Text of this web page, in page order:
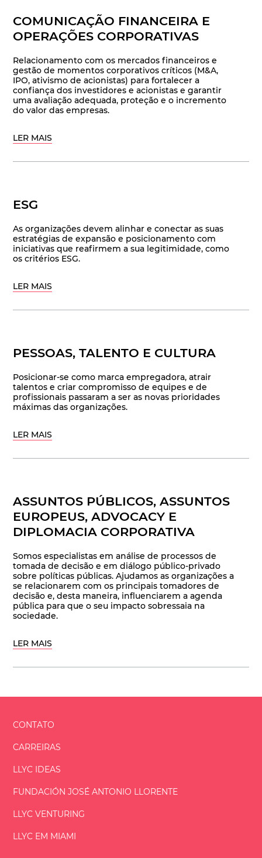
COMUNICAÇÃO FINANCEIRA E
OPERAÇÕES CORPORATIVAS
Relacionamento com os mercados financeiros e
gestão de momentos corporativos críticos (M&A,
IPO, ativismo de acionistas) para fortalecer a
confiança dos investidores e acionistas e garantir
uma avaliação adequada, proteção e o incremento
do valor das empresas.
LER MAIS
ESG
As organizações devem alinhar e conectar as suas
estratégias de expansão e posicionamento com
iniciativas que reafirmem a sua legitimidade, como
os critérios ESG.
LER MAIS
PESSOAS, TALENTO E CULTURA
Posicionar-se como marca empregadora, atrair
talentos e criar compromisso de equipes e de
profissionais passaram a ser as novas prioridades
máximas das organizações.
LER MAIS
ASSUNTOS PÚBLICOS, ASSUNTOS
EUROPEUS, ADVOCACY E
DIPLOMACIA CORPORATIVA
Somos especialistas em análise de processos de
tomada de decisão e em diálogo público-privado
sobre políticas públicas. Ajudamos as organizações a
se relacionarem com os principais tomadores de
decisão e, desta maneira, influenciarem a agenda
pública para que o seu impacto sobressaia na
sociedade.
LER MAIS
CONTATO
CARREIRAS
LLYC IDEAS
FUNDACIÓNJOSÉ ANTONIO LLORENTE
LLYC VENTURING
LLYC EM MIAMI